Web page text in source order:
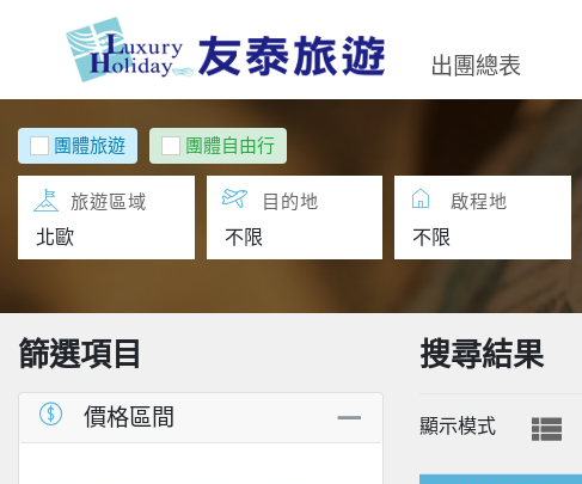
出團總表
團體旅遊 團體自由行
旅遊區域 目的地 啟程地
篩選項目
價格區間
搜尋結果
顯示模式